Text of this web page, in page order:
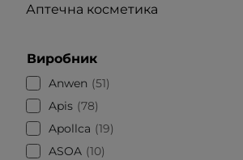
Аптечна косметика
Виробник
Anwen
51
Apis 78
Apollca
19
ASOA 10